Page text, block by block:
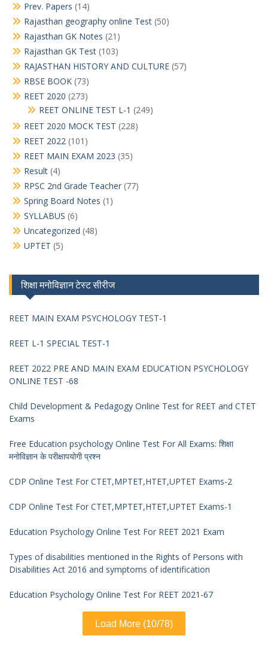
Prev. Papers (14)
Rajasthan geography online Test (50)
Rajasthan GK Notes (21)
Rajasthan GK Test (103)
RAJASTHAN HISTORY AND CULTURE (57)
RBSE BOOK (73)
REET 2020 (273)
REET ONLINE TEST L-1 (249)
REET 2020 MOCK TEST (228)
REET 2022 (101)
REET MAIN EXAM 2023 (35)
Result (4)
RPSC 2nd Grade Teacher (77)
Spring Board Notes (1)
SYLLABUS (6)
Uncategorized (48)
UPTET (5)
शिक्षा मनोविज्ञान टेस्ट सीरीज
REET MAIN EXAM PSYCHOLOGY TEST-1
REET L-1 SPECIAL TEST-1
REET 2022 PRE AND MAIN EXAM EDUCATION PSYCHOLOGY
ONLINE TEST -68
Child Development & Pedagogy Online Test for REET and CTET
Exams
Free Education psychology Online Test For All Exams: शिक्षा
मनोविज्ञान के परीक्षापयोगी प्रश्न
CDP Online Test For CTET,MPTET,HTET,UPTET Exams-2
CDP Online Test For CTET,MPTET,HTET,UPTET Exams-1
Education Psychology Online Test For REET 2021 Exam
Types of disabilities mentioned in the Rights of Persons with
Disabilities Act 2016 and symptoms of identification
Education Psychology Online Test For REET 2021-67
Load More (10/78)